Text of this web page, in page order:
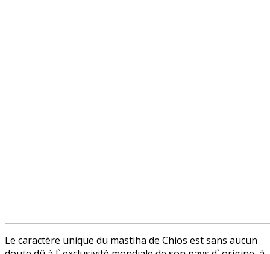
Le caractère unique du mastiha de Chios est sans aucun